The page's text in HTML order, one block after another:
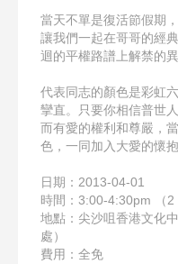
當天不單是復活節假期
讓我們一起在哥哥的經
迴的平權路譜上解禁的異
代表同志的顏色是彩虹
攣直。只要你相信普世
而有愛的權利和尊嚴，
色，一同加入大愛的懷抱
日期：2013-04-01
時間：3:00-4:30pm （2
地點：尖沙咀香港文化
處）
費用：全免